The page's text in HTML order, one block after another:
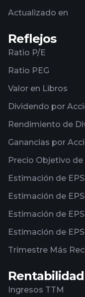
Actualizado en
Reflejos
Ratio P/E
Ratio PEG
Valor en Libros
Dividendo por
Rendimiento de
Ganancias por
Precio Objetivo
Estimación de
Estimación de
Estimación de
Estimación de
Trimestre Más
Rentabilidad
Ingresos TTM